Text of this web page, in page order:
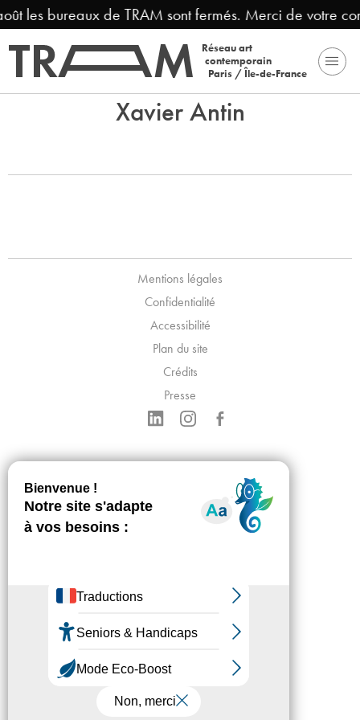
les bureaux de TRAM sont fermés. Merci de votre
Réseau art
contemporain
Paris / Île-de-France
Xavier Antin
Mentions légales
Confidentialité
Accessibilité
Plan du site
Crédits
Presse